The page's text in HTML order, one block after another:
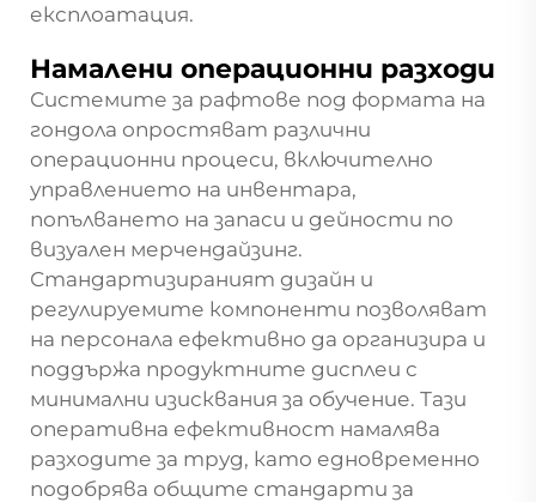
експлоатация.
Намалени операционни разходи
Системите за рафтове под формата на
гондола опростяват различни
операционни процеси, включително
управлението на инвентара,
попълването на запаси и дейности по
визуален мерчендайзинг.
Стандартизираният дизайн и
регулируемите компоненти позволяват
на персонала ефективно да организира и
поддържа продуктните дисплеи с
минимални изисквания за обучение. Тази
оперативна ефективност намалява
разходите за труд, като едновременно
подобрява общите стандарти за